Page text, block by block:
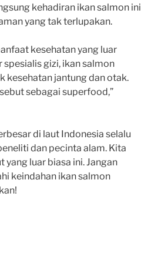
kehadiran ikan salmon ini
yang tak terlupakan.
kesehatan yang luar
spesialis gizi, ikan salmon
kesehatan jantung dan otak.
sebagai superfood,”
di laut Indonesia selalu
dan pecinta alam. Kita
luar biasa ini. Jangan
keindahan ikan salmon